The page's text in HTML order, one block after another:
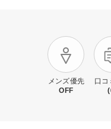
メンズ優先
OFF
口コ